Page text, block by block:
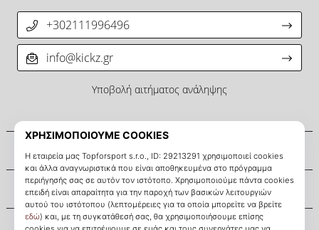
Σχετικά μ' εμάς
Εξυπηρέτηση πελατών
+302111996496
info@kickz.gr
Υποβολή αιτήματος ανάληψης